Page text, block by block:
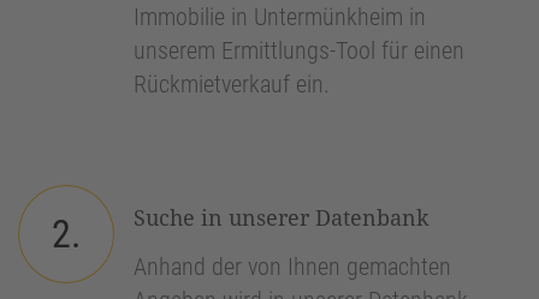
Immobilie in Untermünkheim in
unserem Ermittlungs-Tool für einen
Rückmietverkauf ein.
2.
Suche in unserer Datenbank
Anhand der von Ihnen gemachten